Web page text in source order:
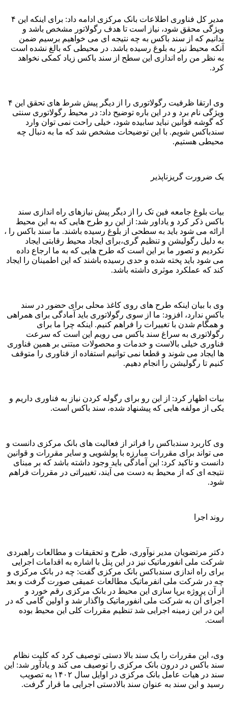
مدیر کل فناوری اطلاعات بانک مرکزی ادامه داد: برای اینکه این ۴
ویژگی محقق شود، نیاز است تا هدف رگولاتور مشخص باشد و
بدانیم که از سند باکس به چه نتیجه ای می خواهیم برسیم ضمن
آنکه محیط نیز به بلوغ رسیده باشد. در محیطی که بالغ نشده است
به نظر من راه اندازی این سطح از سند باکس زیاد کمکی نخواهد
کرد.
وی ارتقا ظرفیت رگولاتوری را از دیگر پیش شرط های تحقق این ۴
ویژگی نام برد و در این باره توضیح داد: در محیط رگولاتوری سنتی
که گوشه قوانین نباید سابیده شود، خیلی راحت نمی توان وارد
سندباکس شویم. با این توضیحات مشخص شد که ما به دنبال چه
محیطی هستیم.
یک ضرورت گریزناپذیر
بیات بلوغ جامعه فین تک را از دیگر پیش نیازهای راه اندازی سند
باکس ذکر کرد و یاداور شد: از این رو طرح هایی که به این محیط
ارائه می شود باید به سطحی از بلوغ رسیده باشند. ما سند باکس را ،
به دلیل رگولیشن و تنظیم گری،برای ایجاد محیط رقابتی ایجاد
نکردیم و تصور ما بر این است که طرح هایی که به ما ارجاع داده
می شود باید پخته شده و حدی رسیده باشند که این اطمینان را ایجاد
کند که عملکرد موثری داشته باشد.
وی با بیان اینکه طرح های روی کاغذ محلی برای حضور در سند
باکس ندارد، افزود: ما از سوی رگولاتوری باید آمادگی برای همراهی
و همگام شدن با تغییرات را فراهم کنیم. اینکه چرا ما برای
رگولاتوری به سراغ سند باکس می رویم این است که سرعت
فناوری خیلی بالاست و خدمات و محصولات مبتنی بر همین فناوری
ها ایجاد می شوند و قطعا نمی توانیم استفاده از فناوری را متوقف
کنیم تا رگولیشن را انجام دهیم.
بیات اظهار کرد: از این رو برای رگوله کردن نیاز به فناوری داریم و
یکی از مولفه هایی که پیشنهاد شده، سند باکس است.
وی کاربرد سندباکس را فراتر از فعالیت های بانک مرکزی دانست و
می تواند برای مقررات مبارزه با پولشویی و سایر مقررات و قوانین
دانست و تاکید کرد: این آمادگی باید وجود داشته باشد که بر مبنای
نتیجه ای که از محیط به دست می آیند، تغییراتی در مقررات فراهم
شود.
روند اجرا
دکتر مرتضویان مدیر نوآوری، طرح و تحقیقات و مطالعات راهبردی
شرکت ملی انفورماتیک نیز در این پنل با اشاره به اقدامات اجرایی
برای راه اندازی سندباکس بانک مرکزی گفت: چه در بانک مرکزی و
چه در شرکت ملی انفرماتیک مطالعات عمیقی صورت گرفت و بعد
از آن پروژه برپا سازی این محیط در بانک مرکزی رقم خورد و
اجرای آن به شرکت ملی انفورماتیک واگذار شد و اولین گامی که در
این در این زمینه اجرایی شد تنظیم مقررات کلی این محیط بوده
است.
وی، این مقررات را یک سند بالا دستی توصیف کرد که کلیت نظام
سند باکس در درون بانک مرکزی را توصیف می کند و یادآور شد: این
سند در هیات عامل بانک مرکزی در اوایل سال ۱۴۰۲ به تصویب
رسید و این سند به عنوان سند بالادستی اجرایی ما قرار گرفت.